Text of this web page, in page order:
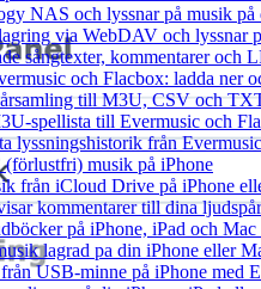
NAS och lyssnar på musik
via WebDAV och lyssnar
sångtexter, kommentarer och
och Flacbox: ladda ner
till M3U, CSV och
spellista till Evermusic och
lyssningshistorik från
musik på iPhone
från iCloud Drive på iPhone
kommentarer till dina
på iPhone, iPad och
lagrad pa din iPhone eller
USB-minne på iPhone med